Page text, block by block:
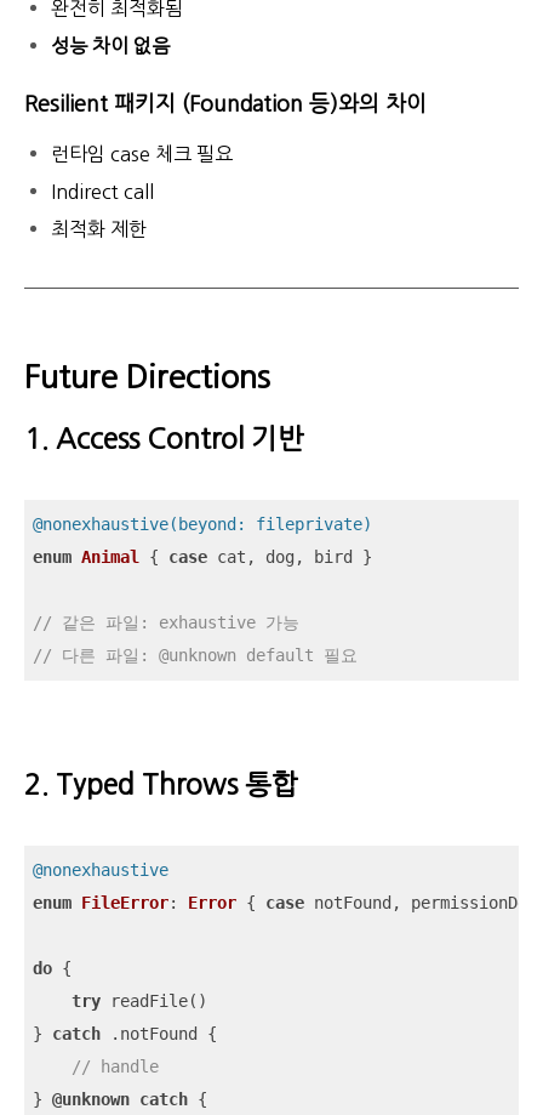
완전히 최적화됨
성능 차이 없음
Resilient 패키지 (Foundation 등)와의 차이
런타임 case 체크 필요
Indirect call
최적화 제한
Future Directions
1. Access Control 기반
@nonexhaustive(beyond: fileprivate)
enum Animal { case cat, dog, bird }
// 같은 파일: exhaustive 가능
// 다른 파일: @unknown default 필요
2. Typed Throws 통합
@nonexhaustive
enum FileError: Error { case notFound,
do {
try readFile()
} catch .notFound {
// handle
} @unknown catch {